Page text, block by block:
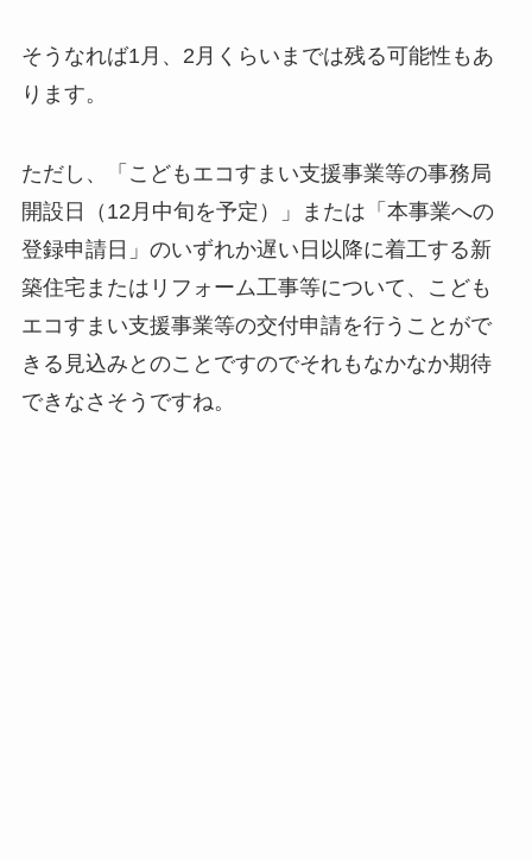
そうなれば1月、2月くらいまでは残る可能性もあ
ります。
ただし、「こどもエコすまい支援事業等の事務局
開設日（12月中旬を予定）」または「本事業への
登録申請日」のいずれか遅い日以降に着工する新
築住宅またはリフォーム工事等について、​こども
エコすまい支援事業等の交付申請を行うことがで
きる見込みとのことですのでそれもなかなか期待
できなさそうですね。